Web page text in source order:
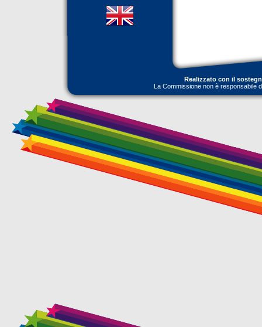
Realizzato con il
La Commissione non è responsabile